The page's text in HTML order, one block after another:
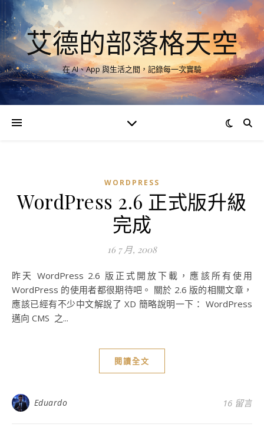
艾德的部落格天空
在 AI、App 與生活之間，記錄每一次實驗
WORDPRESS
WordPress 2.6 正式版升級
完成
16 7 月, 2008
昨天 WordPress 2.6 版正式開放下載，應該所有使用
WordPress 的使用者都很期待吧。 關於 2.6 版的相關文章，
應該已經有不少中文解說了 XD 簡略說明一下： WordPress
邁向 CMS 之...
閱讀全文
Eduardo 16 留言